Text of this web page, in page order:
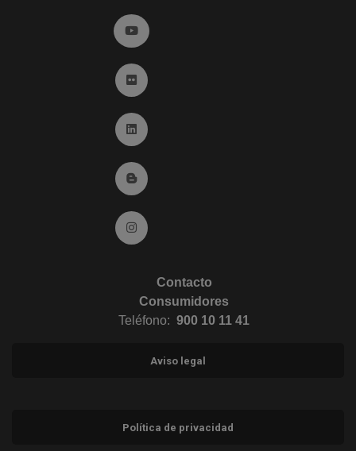
Ir a YouTube (abre en ventana nueva)
Ir a Flickr (abre en ventana nueva)
Ir a Linkedin (abre en ventana nueva)
Ir al Blog (abre en ventana nueva)
Ir a Instagram (abre en ventana nueva)
Contacto
Consumidores
Teléfono: 900 10 11 41
Aviso legal
Política de privacidad